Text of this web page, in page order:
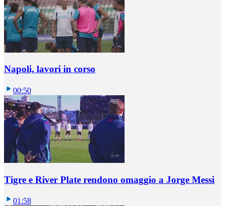
Napoli, lavori in corso
00:50
Tigre e River Plate rendono omaggio a Jorge Messi
01:58